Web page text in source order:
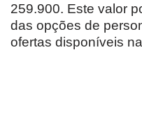
259.900. Este valor
das opções de
ofertas disponíveis